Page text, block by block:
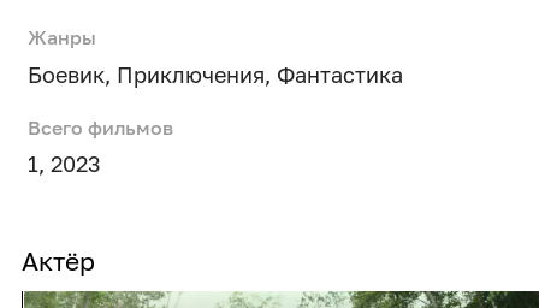
Жанры
Боевик, Приключения, Фантастика
Всего фильмов
1, 2023
Актёр